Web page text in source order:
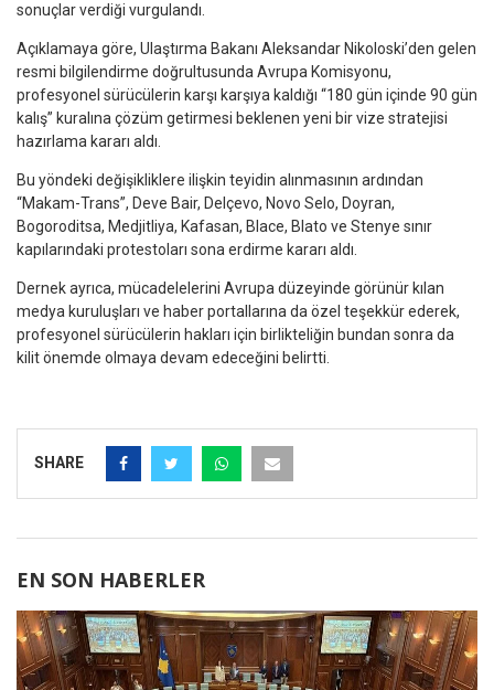
sonuçlar verdiği vurgulandı.
Açıklamaya göre, Ulaştırma Bakanı Aleksandar Nikoloski’den gelen
resmi bilgilendirme doğrultusunda Avrupa Komisyonu,
profesyonel sürücülerin karşı karşıya kaldığı “180 gün içinde 90 gün
kalış” kuralına çözüm getirmesi beklenen yeni bir vize stratejisi
hazırlama kararı aldı.
Bu yöndeki değişikliklere ilişkin teyidin alınmasının ardından
“Makam-Trans”, Deve Bair, Delçevo, Novo Selo, Doyran,
Bogoroditsa, Medjitliya, Kafasan, Blace, Blato ve Stenye sınır
kapılarındaki protestoları sona erdirme kararı aldı.
Dernek ayrıca, mücadelelerini Avrupa düzeyinde görünür kılan
medya kuruluşları ve haber portallarına da özel teşekkür ederek,
profesyonel sürücülerin hakları için birlikteliğin bundan sonra da
kilit önemde olmaya devam edeceğini belirtti.
SHARE
EN SON HABERLER